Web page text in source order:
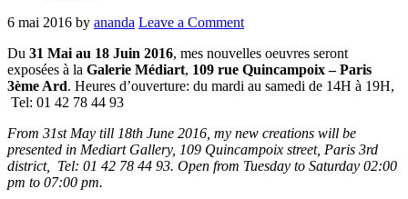
6 mai 2016 by ananda Leave a Comment
Du 31 Mai au 18 Juin 2016, mes nouvelles oeuvres seront
exposées à la Galerie Médiart, 109 rue Quincampoix – Paris
3ème Ard. Heures d’ouverture: du mardi au samedi de 14H à 19H,
Tel: 01 42 78 44 93
From 31st May till 18th June 2016, my new creations will be
presented in Mediart Gallery, 109 Quincampoix street, Paris 3rd
district, Tel: 01 42 78 44 93. Open from Tuesday to Saturday 02:00
pm to 07:00 pm.